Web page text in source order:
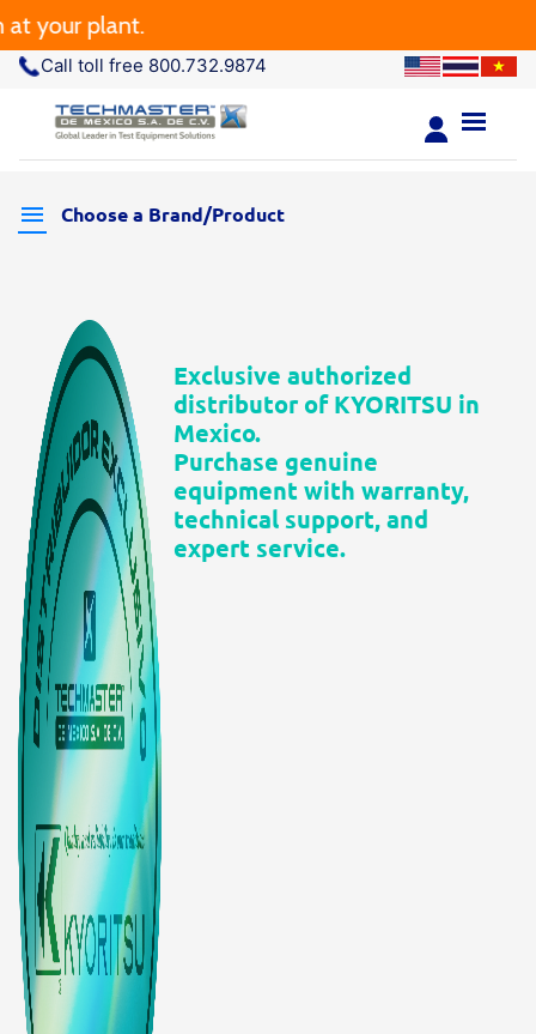
your plant.
Call toll free 800.732.9874
Exclusive authorized
distributor of KYORITSU in
Mexico.
Purchase genuine
equipment with warranty,
technical support, and
expert service.
Choose a Brand/Product